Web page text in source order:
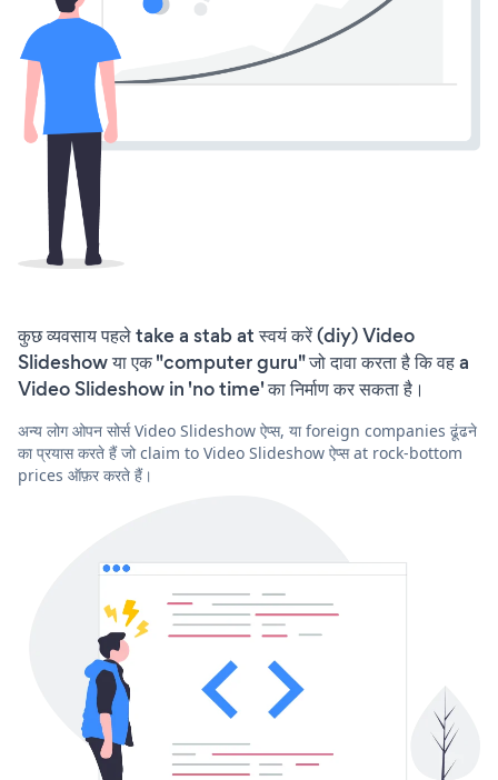
कुछ व्यवसाय पहले take a stab at स्वयं करें (diy) Video
Slideshow या एक "computer guru" जो दावा करता है कि वह a
Video Slideshow in 'no time' का निर्माण कर सकता है।
अन्य लोग ओपन सोर्स Video Slideshow ऐप्स, या foreign companies ढूंढने
का प्रयास करते हैं जो claim to Video Slideshow ऐप्स at rock-bottom
prices ऑफ़र करते हैं।